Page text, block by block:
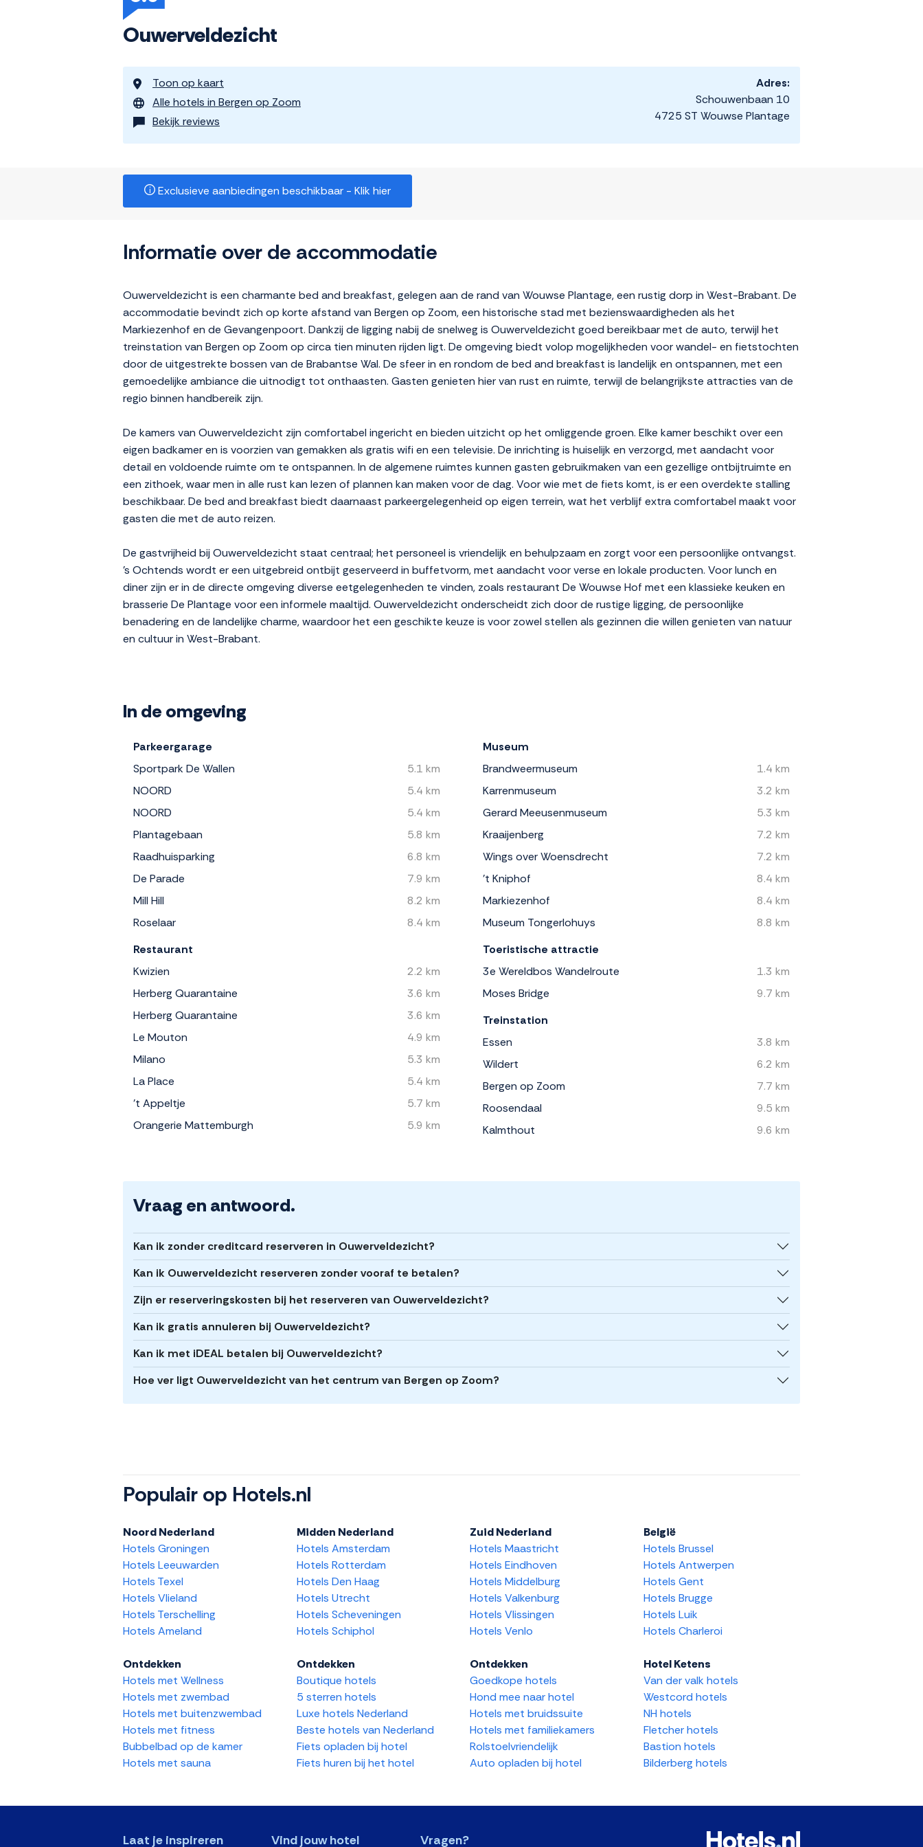
Ouwerveldezicht
Toon op kaart
Alle hotels in Bergen op Zoom
Bekijk reviews
Adres:
Schouwenbaan 10
4725 ST Wouwse Plantage
Exclusieve aanbiedingen beschikbaar - Klik hier
Informatie over de accommodatie
Ouwerveldezicht is een charmante bed and breakfast, gelegen aan de rand van Wouwse Plantage, een rustig dorp in West-Brabant. De
accommodatie bevindt zich op korte afstand van Bergen op Zoom, een historische stad met bezienswaardigheden als het
Markiezenhof en de Gevangenpoort. Dankzij de ligging nabij de snelweg is Ouwerveldezicht goed bereikbaar met de auto, terwijl het
treinstation van Bergen op Zoom op circa tien minuten rijden ligt. De omgeving biedt volop mogelijkheden voor wandel- en fietstochten
door de uitgestrekte bossen van de Brabantse Wal. De sfeer in en rondom de bed and breakfast is landelijk en ontspannen, met een
gemoedelijke ambiance die uitnodigt tot onthaasten. Gasten genieten hier van rust en ruimte, terwijl de belangrijkste attracties van de
regio binnen handbereik zijn.
De kamers van Ouwerveldezicht zijn comfortabel ingericht en bieden uitzicht op het omliggende groen. Elke kamer beschikt over een
eigen badkamer en is voorzien van gemakken als gratis wifi en een televisie. De inrichting is huiselijk en verzorgd, met aandacht voor
detail en voldoende ruimte om te ontspannen. In de algemene ruimtes kunnen gasten gebruikmaken van een gezellige ontbijtruimte en
een zithoek, waar men in alle rust kan lezen of plannen kan maken voor de dag. Voor wie met de fiets komt, is er een overdekte stalling
beschikbaar. De bed and breakfast biedt daarnaast parkeergelegenheid op eigen terrein, wat het verblijf extra comfortabel maakt voor
gasten die met de auto reizen.
De gastvrijheid bij Ouwerveldezicht staat centraal; het personeel is vriendelijk en behulpzaam en zorgt voor een persoonlijke ontvangst.
's Ochtends wordt er een uitgebreid ontbijt geserveerd in buffetvorm, met aandacht voor verse en lokale producten. Voor lunch en
diner zijn er in de directe omgeving diverse eetgelegenheden te vinden, zoals restaurant De Wouwse Hof met een klassieke keuken en
brasserie De Plantage voor een informele maaltijd. Ouwerveldezicht onderscheidt zich door de rustige ligging, de persoonlijke
benadering en de landelijke charme, waardoor het een geschikte keuze is voor zowel stellen als gezinnen die willen genieten van natuur
en cultuur in West-Brabant.
In de omgeving
Parkeergarage
Sportpark De Wallen
5.1 km
NOORD
5.4 km
NOORD
5.4 km
Plantagebaan
5.8 km
Raadhuisparking
6.8 km
De Parade
7.9 km
Mill Hill
8.2 km
Roselaar
8.4 km
Restaurant
Kwizien
2.2 km
Herberg Quarantaine
3.6 km
Herberg Quarantaine
3.6 km
Le Mouton
4.9 km
Milano
5.3 km
La Place
5.4 km
't Appeltje
5.7 km
Orangerie Mattemburgh
5.9 km
Museum
Brandweermuseum
1.4 km
Karrenmuseum
3.2 km
Gerard Meeusenmuseum
5.3 km
Kraaijenberg
7.2 km
Wings over Woensdrecht
7.2 km
’t Kniphof
8.4 km
Markiezenhof
8.4 km
Museum Tongerlohuys
8.8 km
Toeristische attractie
3e Wereldbos Wandelroute
1.3 km
Moses Bridge
9.7 km
Treinstation
Essen
3.8 km
Wildert
6.2 km
Bergen op Zoom
7.7 km
Roosendaal
9.5 km
Kalmthout
9.6 km
Vraag en antwoord.
Kan ik zonder creditcard reserveren in Ouwerveldezicht?
Kan ik Ouwerveldezicht reserveren zonder vooraf te betalen?
Zijn er reserveringskosten bij het reserveren van Ouwerveldezicht?
Kan ik gratis annuleren bij Ouwerveldezicht?
Kan ik met iDEAL betalen bij Ouwerveldezicht?
Hoe ver ligt Ouwerveldezicht van het centrum van Bergen op Zoom?
Populair op Hotels.nl
Noord Nederland
Hotels Groningen
Hotels Leeuwarden
Hotels Texel
Hotels Vlieland
Hotels Terschelling
Hotels Ameland
Midden Nederland
Hotels Amsterdam
Hotels Rotterdam
Hotels Den Haag
Hotels Utrecht
Hotels Scheveningen
Hotels Schiphol
Zuid Nederland
Hotels Maastricht
Hotels Eindhoven
Hotels Middelburg
Hotels Valkenburg
Hotels Vlissingen
Hotels Venlo
België
Hotels Brussel
Hotels Antwerpen
Hotels Gent
Hotels Brugge
Hotels Luik
Hotels Charleroi
Ontdekken
Hotels met Wellness
Hotels met zwembad
Hotels met buitenzwembad
Hotels met fitness
Bubbelbad op de kamer
Hotels met sauna
Ontdekken
Boutique hotels
5 sterren hotels
Luxe hotels Nederland
Beste hotels van Nederland
Fiets opladen bij hotel
Fiets huren bij het hotel
Ontdekken
Goedkope hotels
Hond mee naar hotel
Hotels met bruidssuite
Hotels met familiekamers
Rolstoelvriendelijk
Auto opladen bij hotel
Hotel Ketens
Van der valk hotels
Westcord hotels
NH hotels
Fletcher hotels
Bastion hotels
Bilderberg hotels
Laat je inspireren Vind jouw hotel Vragen?